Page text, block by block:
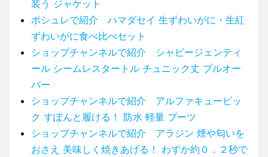
装う ジャケット
ポシュレで紹介 ハマダセイ 生ずわいがに・生紅
ずわいがに食べ比べセット
ショップチャンネルで紹介 シャビージェンティ
ール シームレスタートル チュニック丈 プルオー
バー
ショップチャンネルで紹介 アルファキュービッ
ク すぽんと履ける！ 防水 軽量 ブーツ
ショップチャンネルで紹介 アラジン 煙や匂いを
おさえ 美味しく焼きあげる！ わずか約０．２秒で